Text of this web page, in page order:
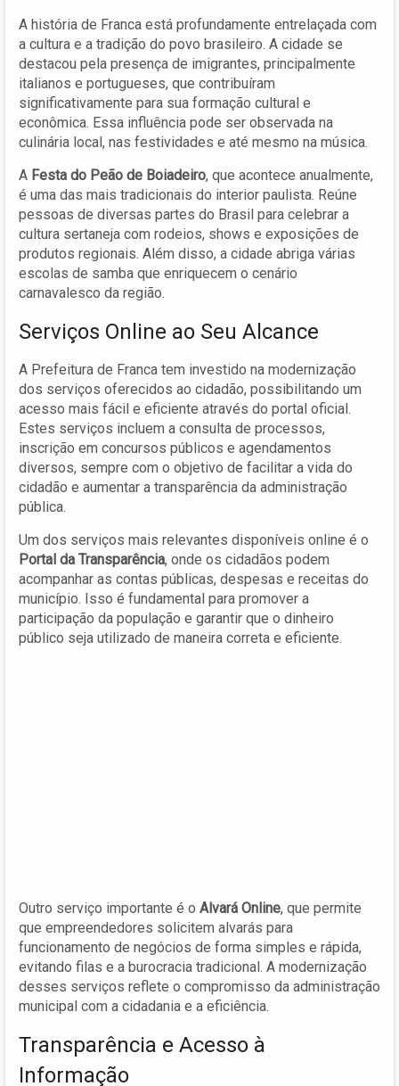
A história de Franca está profundamente entrelaçada com
a cultura e a tradição do povo brasileiro. A cidade se
destacou pela presença de imigrantes, principalmente
italianos e portugueses, que contribuíram
significativamente para sua formação cultural e
econômica. Essa influência pode ser observada na
culinária local, nas festividades e até mesmo na música.
A Festa do Peão de Boiadeiro, que acontece anualmente,
é uma das mais tradicionais do interior paulista. Reúne
pessoas de diversas partes do Brasil para celebrar a
cultura sertaneja com rodeios, shows e exposições de
produtos regionais. Além disso, a cidade abriga várias
escolas de samba que enriquecem o cenário
carnavalesco da região.
Serviços Online ao Seu Alcance
A Prefeitura de Franca tem investido na modernização
dos serviços oferecidos ao cidadão, possibilitando um
acesso mais fácil e eficiente através do portal oficial.
Estes serviços incluem a consulta de processos,
inscrição em concursos públicos e agendamentos
diversos, sempre com o objetivo de facilitar a vida do
cidadão e aumentar a transparência da administração
pública.
Um dos serviços mais relevantes disponíveis online é o
Portal da Transparência, onde os cidadãos podem
acompanhar as contas públicas, despesas e receitas do
município. Isso é fundamental para promover a
participação da população e garantir que o dinheiro
público seja utilizado de maneira correta e eficiente.
Outro serviço importante é o Alvará Online, que permite
que empreendedores solicitem alvarás para
funcionamento de negócios de forma simples e rápida,
evitando filas e a burocracia tradicional. A modernização
desses serviços reflete o compromisso da administração
municipal com a cidadania e a eficiência.
Transparência e Acesso à
Informação